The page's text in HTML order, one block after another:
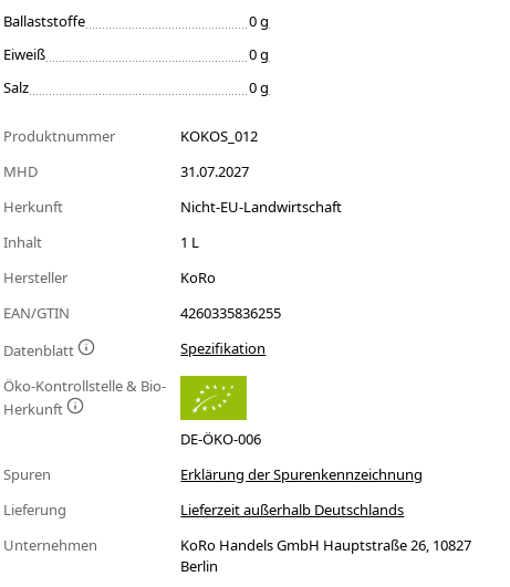
Ballaststoffe
0 g
Eiweiß
0 g
Salz
0 g
Produktnummer
KOKOS_012
MHD
31.07.2027
Herkunft
Nicht-EU-Landwirtschaft
Inhalt
1 L
Hersteller
KoRo
EAN/GTIN
4260335836255
Datenblatt
Spezifikation
Öko-Kontrollstelle & Bio-
Herkunft
DE-ÖKO-006
Spuren
Erklärung der Spurenkennzeichnung
Lieferung
Lieferzeit außerhalb Deutschlands
Unternehmen
KoRo Handels GmbH Hauptstraße 26, 10827
Berlin